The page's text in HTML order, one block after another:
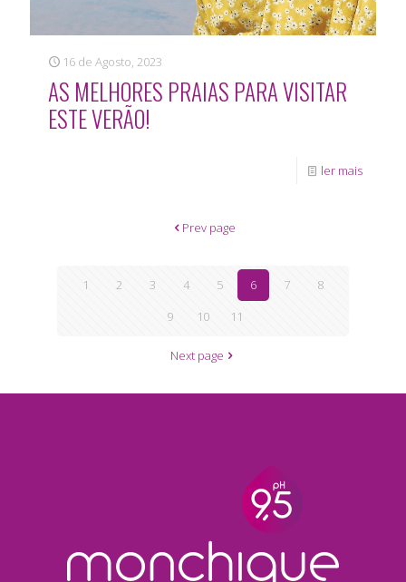
16 de Agosto, 2023
AS MELHORES PRAIAS PARA VISITAR
ESTE VERÃO!
ler mais
Prev page
1 2 3 4 5 6 7
8
9
10 11
Next page